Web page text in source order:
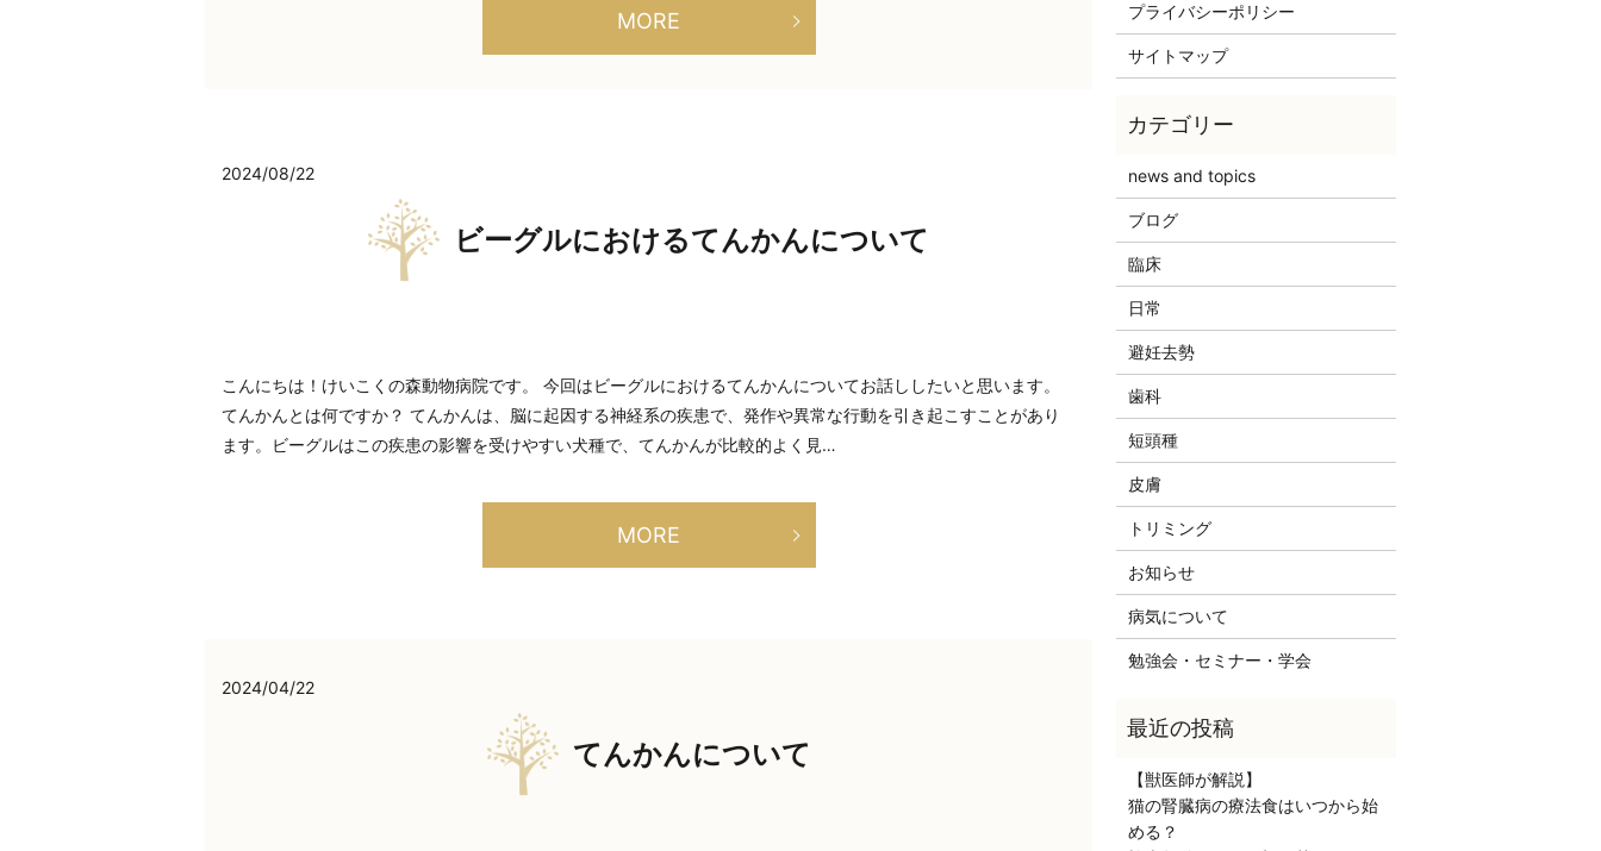
MORE
2024/08/22
ビーグルにおけるてんかんについて
こんにちは！けいこくの森動物病院です。 今回はビーグルにおけるてんかんについてお話ししたいと思います。
てんかんとは何ですか？ てんかんは、脳に起因する神経系の疾患で、発作や異常な行動を引き起こすことがあり
ます。ビーグルはこの疾患の影響を受けやすい犬種で、てんかんが比較的よく見…
MORE
2024/04/22
てんかんについて
プライバシーポリシー
サイトマップ
news and topics
ブログ
臨床
日常
避妊去勢
歯科
短頭種
皮膚
トリミング
お知らせ
病気について
勉強会・セミナー・学会
【獣医師が解説】
猫の腎臓病の療法食はいつから始
める？